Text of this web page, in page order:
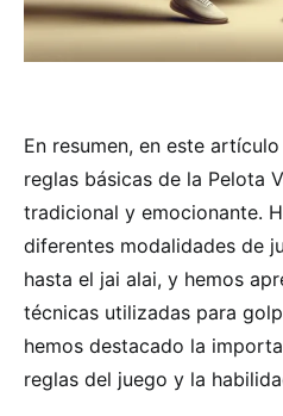
En resumen, en este
reglas básicas de la Pelota
tradicional y emocionante.
diferentes modalidades de
hasta el jai alai, y hemos
técnicas utilizadas para
hemos destacado la
reglas del juego y la